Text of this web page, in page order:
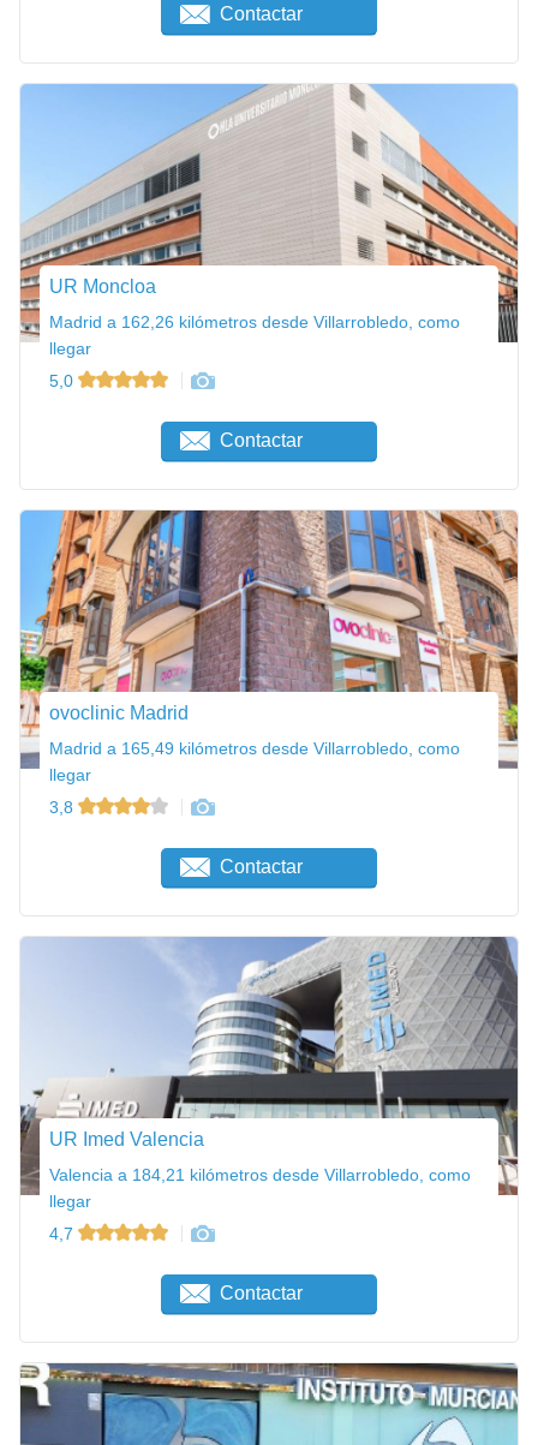
Contactar
UR Moncloa
Madrid a 162,26 kilómetros desde Villarrobledo, como
llegar
5,0
Contactar
ovoclinic Madrid
Madrid a 165,49 kilómetros desde Villarrobledo, como
llegar
3,8
Contactar
UR Imed Valencia
Valencia a 184,21 kilómetros desde Villarrobledo, como
llegar
4,7
Contactar